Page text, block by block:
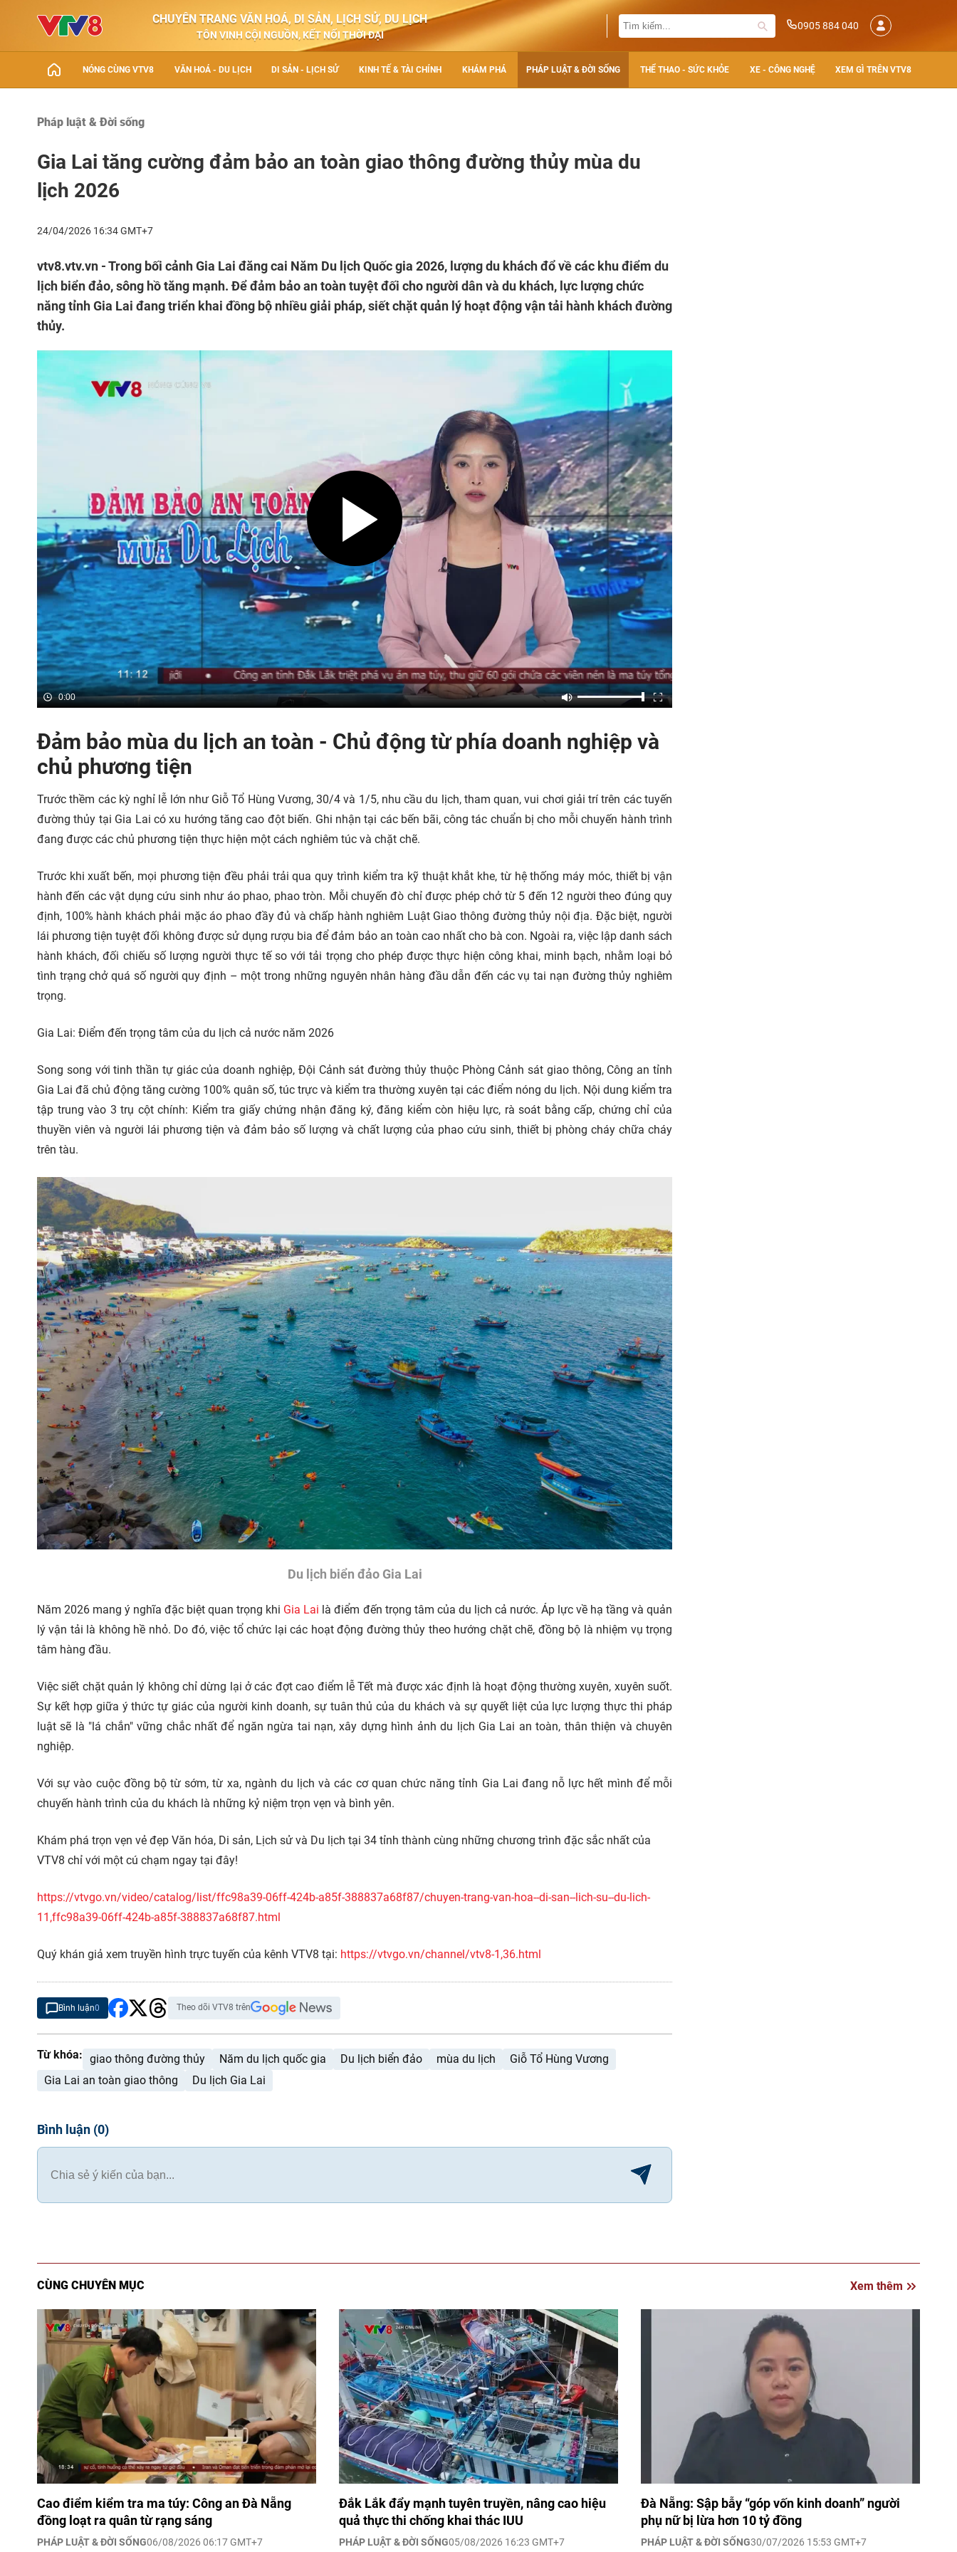
CHUYÊN TRANG VĂN HOÁ, DI SẢN, LỊCH SỬ, DU LỊCH
TÔN VINH CỘI NGUỒN, KẾT NỐI THỜI ĐẠI
0905 884 040
NÓNG CÙNG VTV8 VĂN HOÁ - DU LỊCH DI SẢN - LỊCH SỬ KINH TẾ & TÀI CHÍNH KHÁM PHÁ PHÁP LUẬT & ĐỜI SỐNG THỂ THAO - SỨC KHỎE XE - CÔNG NGHỆ XEM GÌ TRÊN VTV8
Pháp luật & Đời sống
Gia Lai tăng cường đảm bảo an toàn giao thông đường thủy mùa du
lịch 2026
24/04/2026 16:34 GMT+7
vtv8.vtv.vn - Trong bối cảnh Gia Lai đăng cai Năm Du lịch Quốc gia 2026, lượng du khách đổ về các khu điểm du
lịch biển đảo, sông hồ tăng mạnh. Để đảm bảo an toàn tuyệt đối cho người dân và du khách, lực lượng chức
năng tỉnh Gia Lai đang triển khai đồng bộ nhiều giải pháp, siết chặt quản lý hoạt động vận tải hành khách đường
thủy.
0:00
Đảm bảo mùa du lịch an toàn - Chủ động từ phía doanh nghiệp và
chủ phương tiện
Trước thềm các kỳ nghỉ lễ lớn như Giỗ Tổ Hùng Vương, 30/4 và 1/5, nhu cầu du lịch, tham quan, vui chơi giải trí trên các tuyến
đường thủy tại Gia Lai có xu hướng tăng cao đột biến. Ghi nhận tại các bến bãi, công tác chuẩn bị cho mỗi chuyến hành trình
đang được các chủ phương tiện thực hiện một cách nghiêm túc và chặt chẽ.
Trước khi xuất bến, mọi phương tiện đều phải trải qua quy trình kiểm tra kỹ thuật khắt khe, từ hệ thống máy móc, thiết bị vận
hành đến các vật dụng cứu sinh như áo phao, phao tròn. Mỗi chuyến đò chỉ được phép chở từ 5 đến 12 người theo đúng quy
định, 100% hành khách phải mặc áo phao đầy đủ và chấp hành nghiêm Luật Giao thông đường thủy nội địa. Đặc biệt, người
lái phương tiện tuyệt đối không được sử dụng rượu bia để đảm bảo an toàn cao nhất cho bà con. Ngoài ra, việc lập danh sách
hành khách, đối chiếu số lượng người thực tế so với tải trọng cho phép được thực hiện công khai, minh bạch, nhằm loại bỏ
tình trạng chở quá số người quy định – một trong những nguyên nhân hàng đầu dẫn đến các vụ tai nạn đường thủy nghiêm
trọng.
Gia Lai: Điểm đến trọng tâm của du lịch cả nước năm 2026
Song song với tinh thần tự giác của doanh nghiệp, Đội Cảnh sát đường thủy thuộc Phòng Cảnh sát giao thông, Công an tỉnh
Gia Lai đã chủ động tăng cường 100% quân số, túc trực và kiểm tra thường xuyên tại các điểm nóng du lịch. Nội dung kiểm tra
tập trung vào 3 trụ cột chính: Kiểm tra giấy chứng nhận đăng ký, đăng kiểm còn hiệu lực, rà soát bằng cấp, chứng chỉ của
thuyền viên và người lái phương tiện và đảm bảo số lượng và chất lượng của phao cứu sinh, thiết bị phòng cháy chữa cháy
trên tàu.
Du lịch biển đảo Gia Lai
Năm 2026 mang ý nghĩa đặc biệt quan trọng khi Gia Lai là điểm đến trọng tâm của du lịch cả nước. Áp lực về hạ tầng và quản
lý vận tải là không hề nhỏ. Do đó, việc tổ chức lại các hoạt động đường thủy theo hướng chặt chẽ, đồng bộ là nhiệm vụ trọng
tâm hàng đầu.
Việc siết chặt quản lý không chỉ dừng lại ở các đợt cao điểm lễ Tết mà được xác định là hoạt động thường xuyên, xuyên suốt.
Sự kết hợp giữa ý thức tự giác của người kinh doanh, sự tuân thủ của du khách và sự quyết liệt của lực lượng thực thi pháp
luật sẽ là "lá chắn" vững chắc nhất để ngăn ngừa tai nạn, xây dựng hình ảnh du lịch Gia Lai an toàn, thân thiện và chuyên
nghiệp.
Với sự vào cuộc đồng bộ từ sớm, từ xa, ngành du lịch và các cơ quan chức năng tỉnh Gia Lai đang nỗ lực hết mình để mỗi
chuyến hành trình của du khách là những kỷ niệm trọn vẹn và bình yên.
Khám phá trọn vẹn vẻ đẹp Văn hóa, Di sản, Lịch sử và Du lịch tại 34 tỉnh thành cùng những chương trình đặc sắc nhất của
VTV8 chỉ với một cú chạm ngay tại đây!
https://vtvgo.vn/video/catalog/list/ffc98a39-06ff-424b-a85f-388837a68f87/chuyen-trang-van-hoa--di-san--lich-su--du-lich-
11,ffc98a39-06ff-424b-a85f-388837a68f87.html
Quý khán giả xem truyền hình trực tuyến của kênh VTV8 tại: https://vtvgo.vn/channel/vtv8-1,36.html
Bình luận0 Theo dõi VTV8 trên
Từ khóa: giao thông đường thủy Năm du lịch quốc gia Du lịch biển đảo mùa du lịch
Giỗ Tổ Hùng Vương
Gia Lai an toàn giao thông
Du lịch Gia Lai
Bình luận (0)
CÙNG CHUYÊN MỤC Xem thêm
Cao điểm kiểm tra ma túy: Công an Đà Nẵng
đồng loạt ra quân từ rạng sáng
PHÁP LUẬT & ĐỜI SỐNG06/08/2026 06:17 GMT+7
Đắk Lắk đẩy mạnh tuyên truyền, nâng cao hiệu
quả thực thi chống khai thác IUU
PHÁP LUẬT & ĐỜI SỐNG05/08/2026 16:23 GMT+7
Đà Nẵng: Sập bẫy “góp vốn kinh doanh” người
phụ nữ bị lừa hơn 10 tỷ đồng
PHÁP LUẬT & ĐỜI SỐNG30/07/2026 15:53 GMT+7